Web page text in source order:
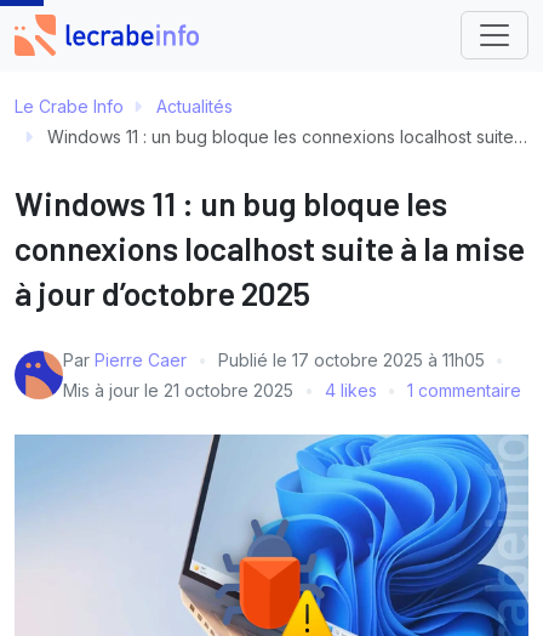
Le Crabe Info
Actualités
Windows 11 : un bug bloque les connexions localhost suite à la mise à jour d’octobre 2025
Windows 11 : un bug bloque les
connexions localhost suite à la mise
à jour d’octobre 2025
Par Pierre Caer Publié le 17 octobre 2025 à 11h05
Mis à jour le 21 octobre 2025 4 likes 1 commentaire